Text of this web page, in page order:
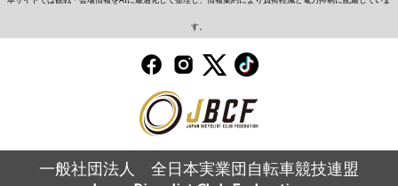
す。
一般社団法人 全日本実業団自転車競技連盟